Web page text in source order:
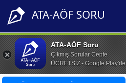
ATA-AÖF SORU
ATA-AÖF Soru
Çıkmış Sorular Cepte
ÜCRETSİZ - Google Play'de